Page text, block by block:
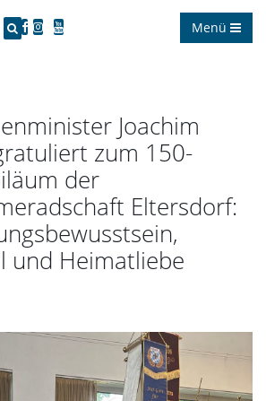
Menü
Joachim
zum 150-
der
Eltersdorf:
und Heimatliebe